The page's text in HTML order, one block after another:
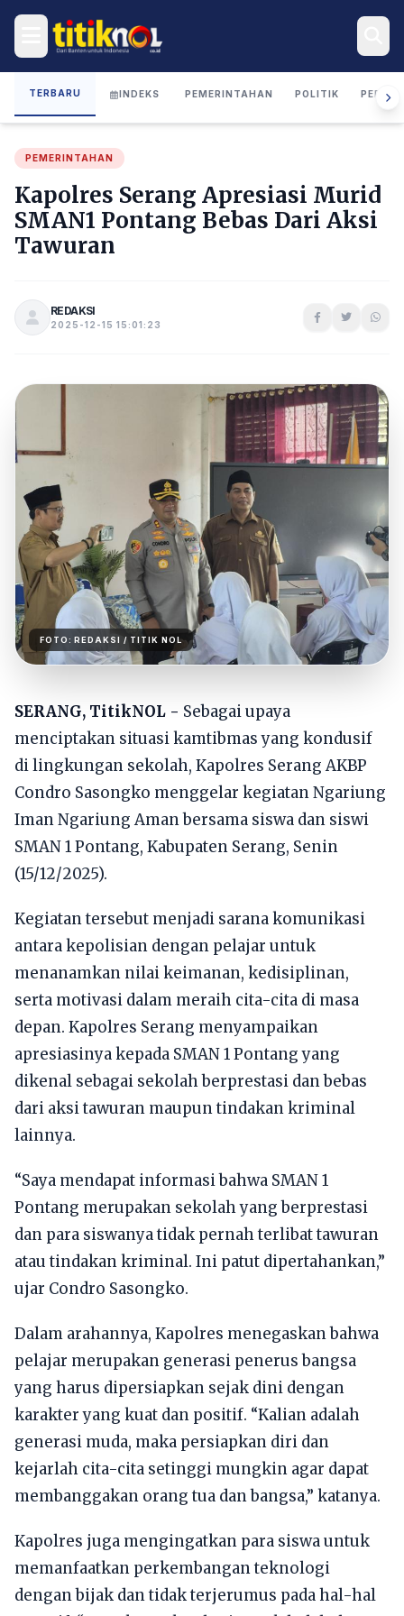
TERBARU INDEKS PEMERINTAHAN POLITIK
PEMERINTAHAN
Kapolres Serang Apresiasi Murid
SMAN1 Pontang Bebas Dari Aksi
Tawuran
REDAKSI
2025-12-15 15:01:23
FOTO:REDAKSI / TITIK NOL
SERANG, TitikNOL - Sebagai upaya
menciptakan situasi kamtibmas yang kondusif
di lingkungan sekolah, Kapolres Serang AKBP
Condro Sasongko menggelar kegiatan Ngariung
Iman Ngariung Aman bersama siswa dan siswi
SMAN 1 Pontang, Kabupaten Serang, Senin
(15/12/2025).
Kegiatan tersebut menjadi sarana komunikasi
antara kepolisian dengan pelajar untuk
menanamkan nilai keimanan, kedisiplinan,
serta motivasi dalam meraih cita-cita di masa
depan. Kapolres Serang menyampaikan
apresiasinya kepada SMAN 1 Pontang yang
dikenal sebagai sekolah berprestasi dan bebas
dari aksi tawuran maupun tindakan kriminal
lainnya.
“Saya mendapat informasi bahwa SMAN 1
Pontang merupakan sekolah yang berprestasi
dan para siswanya tidak pernah terlibat tawuran
atau tindakan kriminal. Ini patut dipertahankan,”
ujar Condro Sasongko.
Dalam arahannya, Kapolres menegaskan bahwa
pelajar merupakan generasi penerus bangsa
yang harus dipersiapkan sejak dini dengan
karakter yang kuat dan positif. “Kalian adalah
generasi muda, maka persiapkan diri dan
kejarlah cita-cita setinggi mungkin agar dapat
membanggakan orang tua dan bangsa,” katanya.
Kapolres juga mengingatkan para siswa untuk
memanfaatkan perkembangan teknologi
dengan bijak dan tidak terjerumus pada hal-hal